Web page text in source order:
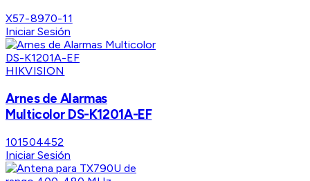
X57-8970-11
Iniciar Sesión
HIKVISION
Arnes de Alarmas
Multicolor DS-K1201A-EF
101504452
Iniciar Sesión